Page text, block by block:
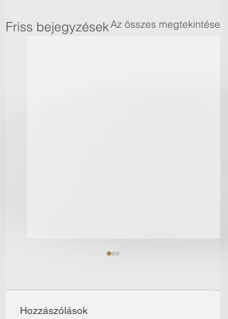
Friss bejegyzésekAz összes megtekintése
Időutazás
Hozzászólások